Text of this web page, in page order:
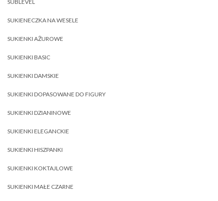
SUBLEVEL
SUKIENECZKA NA WESELE
SUKIENKI AŻUROWE
SUKIENKI BASIC
SUKIENKI DAMSKIE
SUKIENKI DOPASOWANE DO FIGURY
SUKIENKI DZIANINOWE
SUKIENKI ELEGANCKIE
SUKIENKI HISZPANKI
SUKIENKI KOKTAJLOWE
SUKIENKI MAŁE CZARNE